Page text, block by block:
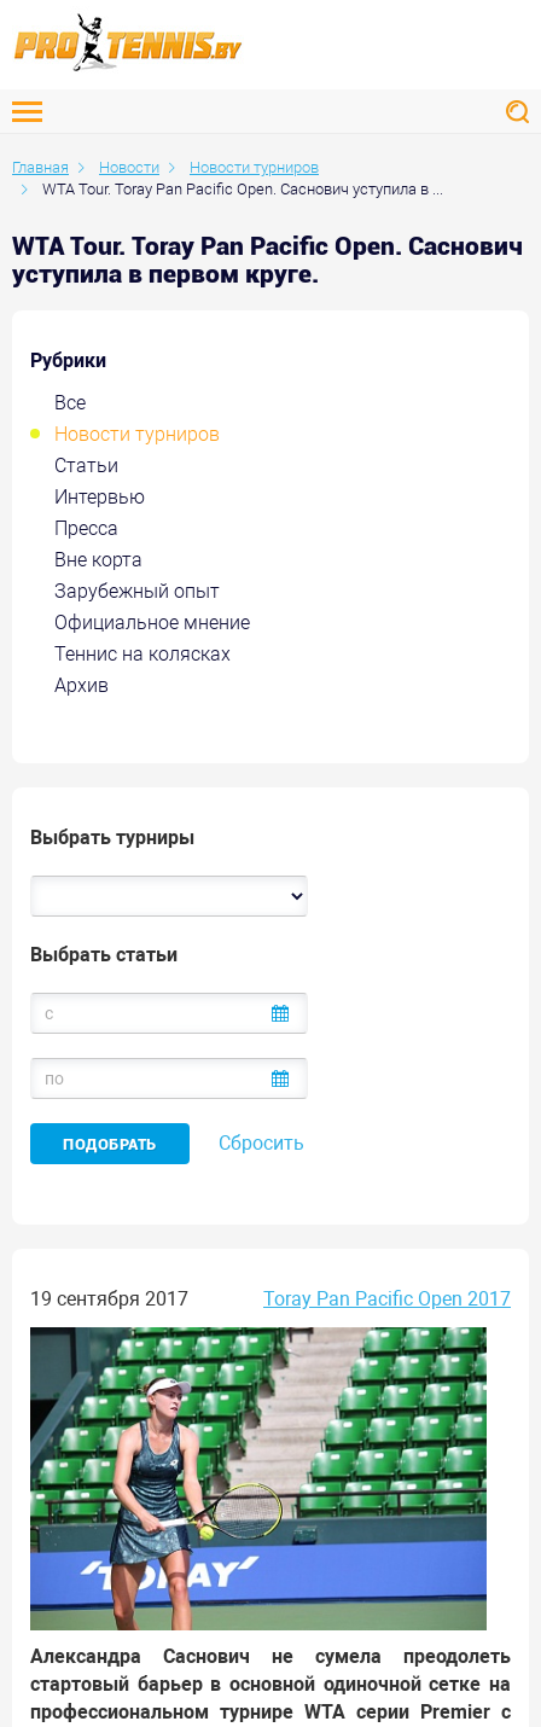
Главная Новости
Новости турниров
WTA Tour. Toray Pan Pacific Open. Саснович уступила в ...
WTA Tour. Toray Pan Pacific Open. Саснович
уступила в первом круге.
Рубрики
Все
Новости турниров
Статьи
Интервью
Пресса
Вне корта
Зарубежный опыт
Официальное мнение
Теннис на колясках
Архив
Выбрать турниры
Выбрать статьи
Сбросить
19 сентября 2017 Toray Pan Pacific Open 2017
Александра Саснович не сумела преодолеть
стартовый барьер в основной одиночной сетке на
профессиональном турнире WTA серии Premier с